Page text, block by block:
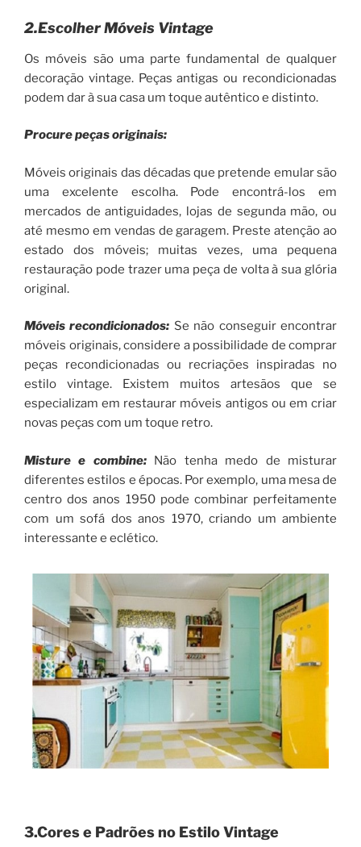
2.Escolher Móveis Vintage
Os móveis são uma parte fundamental de qualquer
decoração vintage. Peças antigas ou recondicionadas
podem dar à sua casa um toque autêntico e distinto.
Procure peças originais:
Móveis originais das décadas que pretende emular são
uma excelente escolha. Pode encontrá-los em
mercados de antiguidades, lojas de segunda mão, ou
até mesmo em vendas de garagem. Preste atenção ao
estado dos móveis; muitas vezes, uma pequena
restauração pode trazer uma peça de volta à sua glória
original.
Móveis recondicionados: Se não conseguir encontrar
móveis originais, considere a possibilidade de comprar
peças recondicionadas ou recriações inspiradas no
estilo vintage. Existem muitos artesãos que se
especializam em restaurar móveis antigos ou em criar
novas peças com um toque retro.
Misture e combine:Não tenha medo de misturar
diferentes estilos e épocas. Por exemplo, uma mesa de
centro dos anos 1950 pode combinar perfeitamente
com um sofá dos anos 1970, criando um ambiente
interessante e eclético.
3.Cores e Padrões no Estilo Vintage